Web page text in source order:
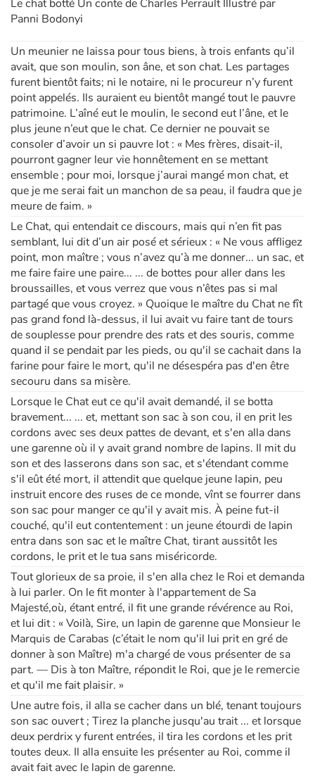
Dyslexie, troubles de la lecture
Nos listes de lecture
Les plus lus
Coups de coeur
Le chat botté Un conte de Charles Perrault Illustré par
Panni Bodonyi
Un meunier ne laissa pour tous biens, à trois enfants qu’il
avait, que son moulin, son âne, et son chat. Les partages
furent bientôt faits; ni le notaire, ni le procureur n’y furent
point appelés. Ils auraient eu bientôt mangé tout le pauvre
patrimoine. L’aîné eut le moulin, le second eut l’âne, et le
plus jeune n’eut que le chat. Ce dernier ne pouvait se
consoler d’avoir un si pauvre lot : « Mes frères, disait-il,
pourront gagner leur vie honnêtement en se mettant
ensemble ; pour moi, lorsque j’aurai mangé mon chat, et
que je me serai fait un manchon de sa peau, il faudra que je
meure de faim. »
Le Chat, qui entendait ce discours, mais qui n’en fit pas
semblant, lui dit d’un air posé et sérieux : « Ne vous affligez
point, mon maître ; vous n’avez qu’à me donner... un sac, et
me faire faire une paire... ... de bottes pour aller dans les
broussailles, et vous verrez que vous n’êtes pas si mal
partagé que vous croyez. » Quoique le maître du Chat ne fît
pas grand fond là-dessus, il lui avait vu faire tant de tours
de souplesse pour prendre des rats et des souris, comme
quand il se pendait par les pieds, ou qu'il se cachait dans la
farine pour faire le mort, qu'il ne désespéra pas d'en être
secouru dans sa misère.
Lorsque le Chat eut ce qu'il avait demandé, il se botta
bravement... ... et, mettant son sac à son cou, il en prit les
cordons avec ses deux pattes de devant, et s'en alla dans
une garenne où il y avait grand nombre de lapins. Il mit du
son et des lasserons dans son sac, et s'étendant comme
s'il eût été mort, il attendit que quelque jeune lapin, peu
instruit encore des ruses de ce monde, vînt se fourrer dans
son sac pour manger ce qu'il y avait mis. À peine fut-il
couché, qu'il eut contentement : un jeune étourdi de lapin
entra dans son sac et le maître Chat, tirant aussitôt les
cordons, le prit et le tua sans miséricorde.
Tout glorieux de sa proie, il s'en alla chez le Roi et demanda
à lui parler. On le fit monter à l'appartement de Sa
Majesté,où, étant entré, il fit une grande révérence au Roi,
et lui dit : « Voilà, Sire, un lapin de garenne que Monsieur le
Marquis de Carabas (c’était le nom qu'il lui prit en gré de
donner à son Maître) m'a chargé de vous présenter de sa
part. — Dis à ton Maître, répondit le Roi, que je le remercie
et qu'il me fait plaisir. »
Une autre fois, il alla se cacher dans un blé, tenant toujours
son sac ouvert ; Tirez la planche jusqu'au trait ... et lorsque
deux perdrix y furent entrées, il tira les cordons et les prit
toutes deux. Il alla ensuite les présenter au Roi, comme il
avait fait avec le lapin de garenne.